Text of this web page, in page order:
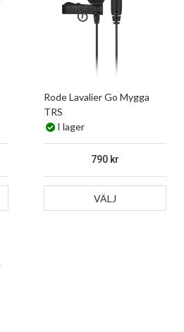
Rode Lavalier Go Mygga
TRS
I lager
790
VÄLJ